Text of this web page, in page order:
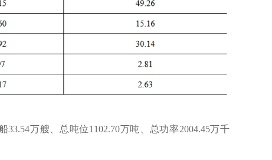
万艘、总吨位1102.70万吨、总功率2004.45万千